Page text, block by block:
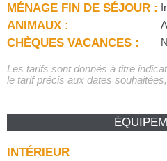
MÉNAGE FIN DE SÉJOUR :
ANIMAUX :
CHÈQUES VACANCES :
Les tarifs sont donnés à titre
le tarif précis aux dates
INTÉRIEUR